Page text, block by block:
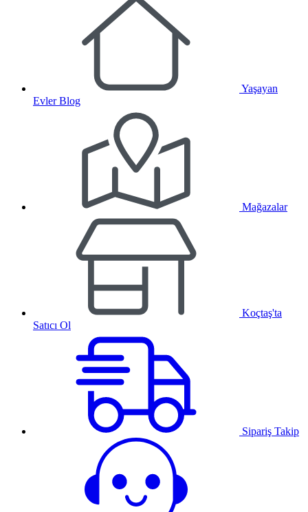
Yaşayan
Evler Blog
Mağazalar
Koçtaş'ta
Satıcı Ol
Sipariş Takip